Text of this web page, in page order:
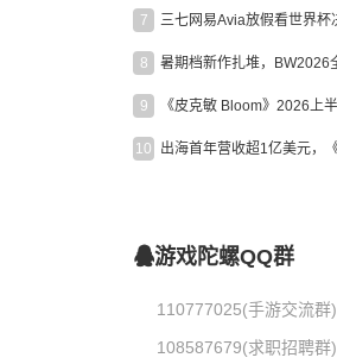
7
8
9
10
游戏陀螺QQ群
110777025(手游交流群)
108587679(求职招聘群)